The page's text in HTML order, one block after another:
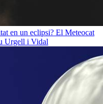
en un eclipsi? El Meteocat
Urgell i Vidal